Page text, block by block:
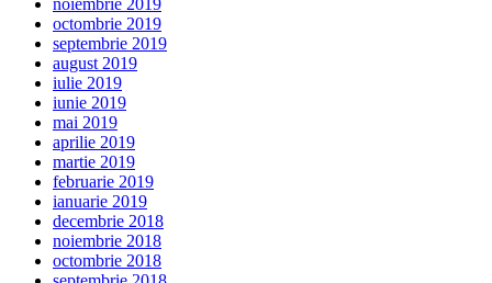
noiembrie 2019
octombrie 2019
septembrie 2019
august 2019
iulie 2019
iunie 2019
mai 2019
aprilie 2019
martie 2019
februarie 2019
ianuarie 2019
decembrie 2018
noiembrie 2018
octombrie 2018